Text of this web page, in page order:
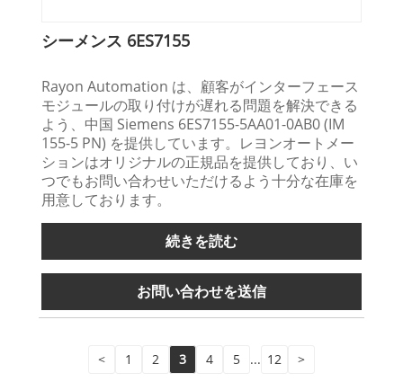
シーメンス 6ES7155
Rayon Automation は、顧客がインターフェース
モジュールの取り付けが遅れる問題を解決できる
よう、中国 Siemens 6ES7155-5AA01-0AB0 (IM
155-5 PN) を提供しています。レヨンオートメー
ションはオリジナルの正規品を提供しており、い
つでもお問い合わせいただけるよう十分な在庫を
用意しております。
続きを読む
お問い合わせを送信
< 1 2 3 4 5 ... 12 >